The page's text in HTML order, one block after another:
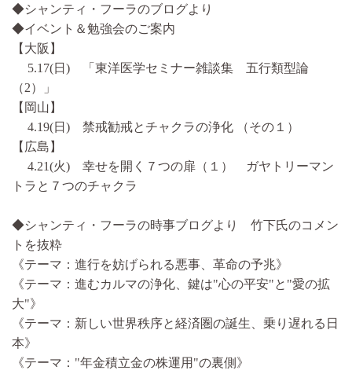
◆シャンティ・フーラのブログより
◆イベント＆勉強会のご案内
【大阪】
5.17(日) 「東洋医学セミナー雑談集 五行類型論
（2）」
【岡山】
4.19(日) 禁戒勧戒とチャクラの浄化 （その１）
【広島】
4.21(火) 幸せを開く７つの扉（１） ガヤトリーマン
トラと７つのチャクラ
◆シャンティ・フーラの時事ブログより 竹下氏のコメン
トを抜粋
《テーマ：進行を妨げられる悪事、革命の予兆》
《テーマ：進むカルマの浄化、鍵は"心の平安"と"愛の拡
大"》
《テーマ：新しい世界秩序と経済圏の誕生、乗り遅れる日
本》
《テーマ："年金積立金の株運用"の裏側》